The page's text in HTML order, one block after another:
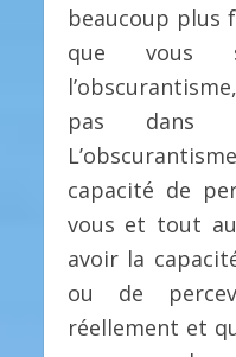
beaucoup plus
que vous
pas dans
capacité de
vous et tout
avoir la
ou de
réellement et